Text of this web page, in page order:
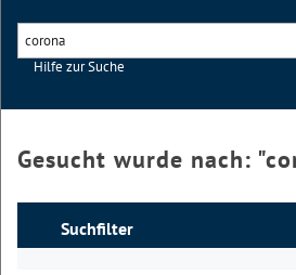
Hilfe zur Suche
Gesucht wurde nach: "
Suchfilter